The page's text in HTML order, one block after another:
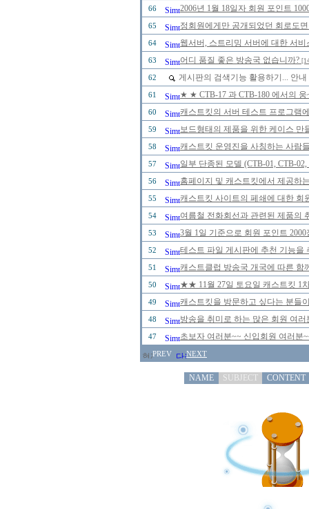
66 2006년 1월 18일자 회원 포인트
65 정회원에게만 공개되었던 회로도
64 웹서버, 스트리밍 서버에 대한 서
63 어디 품질 좋은 방송국 없습니까?
62 게시판의 검색기능 활용하기... 안
61 ★ ★ CTB-17 과 CTB-180 에서의
60 캐스트킷의 서버 테스트 프로그램
59 보드형태의 제품을 위한 케이스 만
58 캐스트킷 운영진을 사칭하는 사람
57 일부 단종된 모델 (CTB-01, CTB-
56 홈페이지 및 캐스트킷에서 제공하
55 캐스트킷 사이트의 페쇄에 대한
54 여름철 전화회선과 관련된 제품의
53 3월 1일 기준으로 회원 포인트
52 테스트 파일 게시판에 추천 기능
51 캐스트클럽 방송국 개국에 따른
50 ★★ 11월 27일 토요일 캐스트킷
49 캐스트킷을 방문하고 싶다는 분들
48 방송을 취미로 하는 많은 회원 여
47 초보자 여러분~~ 신입회원 여러
PREV NEXT